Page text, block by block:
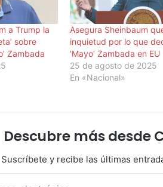
a Trump la
sobre
Zambada
Asegura Sheinbaum
inquietud por lo que
‘Mayo’ Zambada en EU
25 de agosto de 2025
En «Nacional»
Descubre más desde
Suscríbete y recibe las últimas